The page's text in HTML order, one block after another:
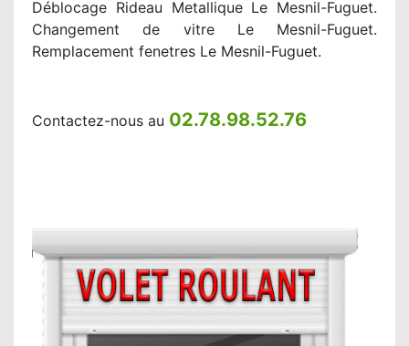
Déblocage Rideau Metallique Le Mesnil-Fuguet.
Changement de vitre Le Mesnil-Fuguet.
Remplacement fenetres Le Mesnil-Fuguet.
Contactez-nous au 02.78.98.52.76